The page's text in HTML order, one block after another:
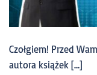
Czołgiem! Przed
autora książek […]